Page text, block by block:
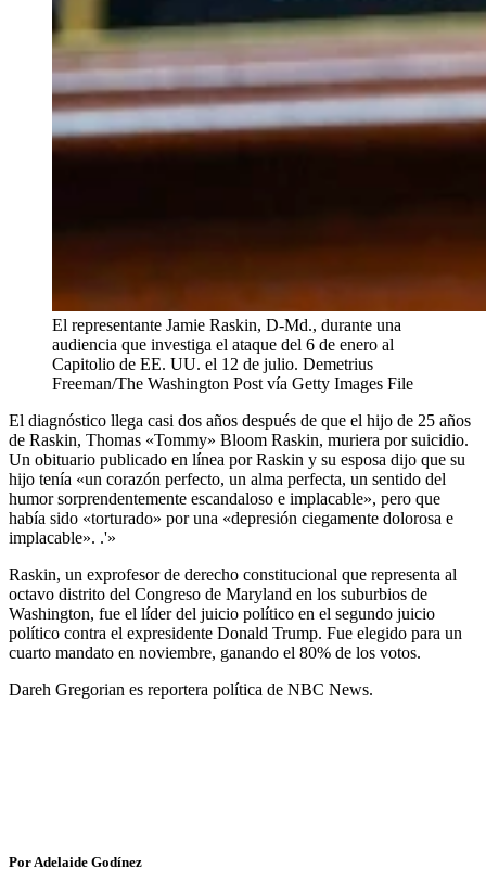
El representante Jamie Raskin, D-Md., durante una
audiencia que investiga el ataque del 6 de enero al
Capitolio de EE. UU. el 12 de julio. Demetrius
Freeman/The Washington Post vía Getty Images File
El diagnóstico llega casi dos años después de que el hijo de 25 años
de Raskin, Thomas «Tommy» Bloom Raskin, muriera por suicidio.
Un obituario publicado en línea por Raskin y su esposa dijo que su
hijo tenía «un corazón perfecto, un alma perfecta, un sentido del
humor sorprendentemente escandaloso e implacable», pero que
había sido «torturado» por una «depresión ciegamente dolorosa e
implacable». .'»
Raskin, un exprofesor de derecho constitucional que representa al
octavo distrito del Congreso de Maryland en los suburbios de
Washington, fue el líder del juicio político en el segundo juicio
político contra el expresidente Donald Trump. Fue elegido para un
cuarto mandato en noviembre, ganando el 80% de los votos.
Dareh Gregorian es reportera política de NBC News.
Por Adelaide Godínez